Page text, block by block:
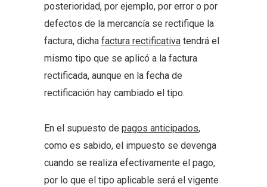
posterioridad, por ejemplo, por error o por
defectos de la mercancía se rectifique la
factura, dicha factura rectificativa tendrá el
mismo tipo que se aplicó a la factura
rectificada, aunque en la fecha de
rectificación hay cambiado el tipo.
En el supuesto de pagos anticipados,
como es sabido, el impuesto se devenga
cuando se realiza efectivamente el pago,
por lo que el tipo aplicable será el vigente